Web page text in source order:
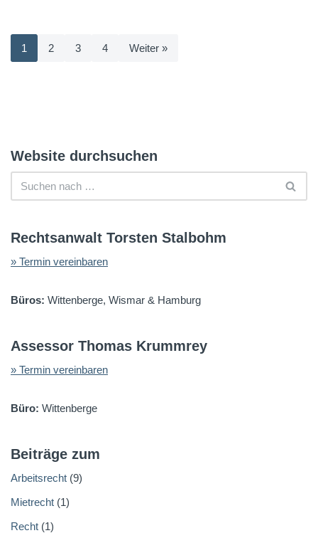
1 2 3 4 Weiter »
Website durchsuchen
Rechtsanwalt Torsten Stalbohm
» Termin vereinbaren
Büros: Wittenberge, Wismar & Hamburg
Assessor Thomas Krummrey
» Termin vereinbaren
Büro: Wittenberge
Beiträge zum
Arbeitsrecht (9)
Mietrecht (1)
Recht (1)